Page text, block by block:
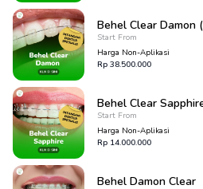
Behel Clear Damon
Start From
Harga Non-Aplikasi
Rp 38.500.000
Behel Clear
Start From
Harga Non-Aplikasi
Rp 14.000.000
Behel Damon Clear